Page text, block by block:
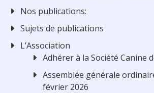
Nos publications:
Sujets de publications
L’Association
Adhérer à la Société Canine
Assemblée générale
février 2026